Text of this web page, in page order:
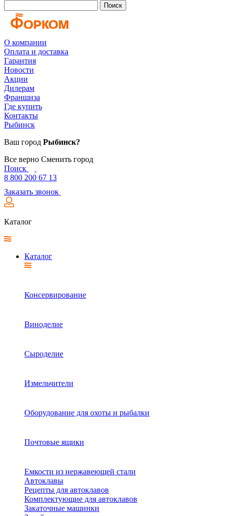
Поиск
О компании
Оплата и доставка
Гарантия
Новости
Акции
Дилерам
Франшиза
Где купить
Контакты
Рыбинск
Ваш город Рыбинск?
Все верно Сменить город
Поиск
8 800 200 67 13
Заказать звонок
Каталог
Каталог
Консервирование
Виноделие
Сыроделие
Измельчители
Оборудование для охоты и рыбалки
Почтовые ящики
Емкости из нержавеющей стали
Автоклавы
Рецепты для автоклавов
Комплектующие для автоклавов
Закаточные машинки